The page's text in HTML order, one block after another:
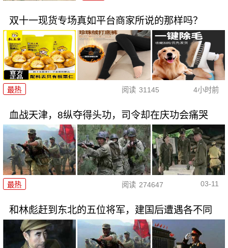
双十一现货专场真如平台商家所说的那样吗？
最热 阅读 31145 4小时前
血战天津，8纵夺得头功，司令却在庆功会痛哭
最热 阅读 274647 03-11
和林彪赶到东北的五位将军，建国后遭遇各不同